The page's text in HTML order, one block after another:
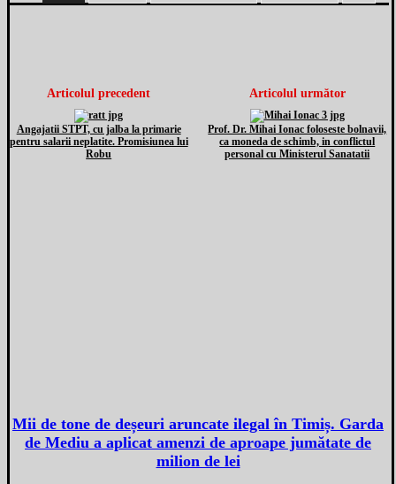
Articolul precedent
Angajatii STPT, cu jalba la primarie
pentru salarii neplatite. Promisiunea lui
Robu
Articolul următor
Prof. Dr. Mihai Ionac foloseste bolnavii,
ca moneda de schimb, in conflictul
personal cu Ministerul Sanatatii
Mii de tone de deșeuri aruncate ilegal în Timiș. Garda
de Mediu a aplicat amenzi de aproape jumătate de
milion de lei